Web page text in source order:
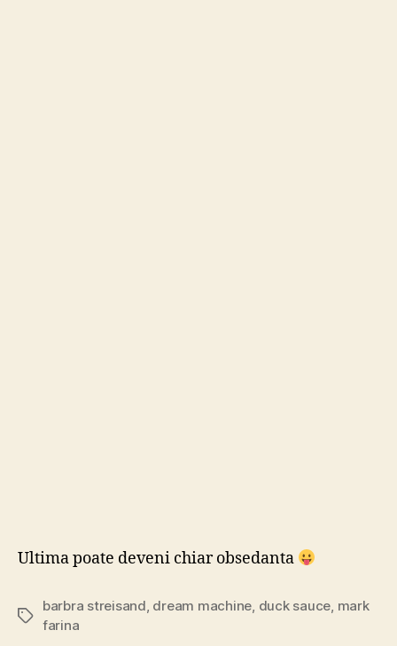
Ultima poate deveni chiar obsedanta
Tags
barbra streisand, dream machine, duck sauce, mark
farina